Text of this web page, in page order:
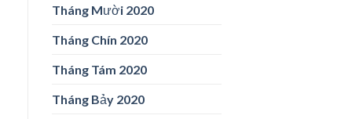
Tháng Mười 2020
Tháng Chín 2020
Tháng Tám 2020
Tháng Bảy 2020